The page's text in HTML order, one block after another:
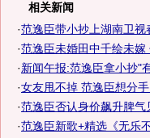
相关新闻
·范逸臣带小抄上湖南卫视
·范逸臣未婚田中千绘未嫁
·新闻午报:范逸臣拿小抄"
·女友甩不掉 范逸臣想分
·范逸臣否认身价飙升脾气
·范逸臣新歌+精选《无乐不